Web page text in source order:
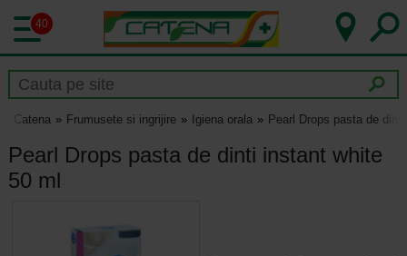
40
Catena Frumusete si ingrijire Igiena orala Pearl Drops pasta de
Pearl Drops pasta de dinti instant white
50 ml